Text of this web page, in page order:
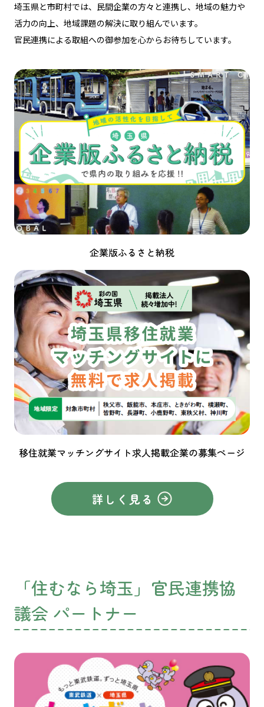
埼玉県と市町村では、民間企業の方々と連携し、 地域の魅力や
活力の向上、地域課題の解決に取り組んでいます。
官民連携による取組への御参加を心からお待ちしています。
企業版ふるさと納税
移住就業マッチングサイト求人掲載企業の募集ページ
詳しく見る
「住むなら埼玉」官民連携協
議会 パートナー